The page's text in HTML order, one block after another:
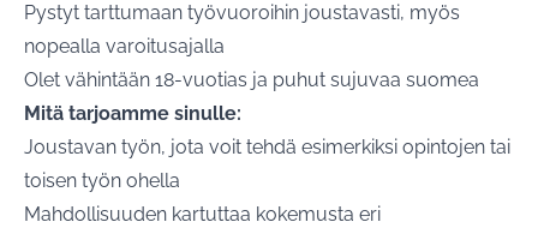
Pystyt tarttumaan työvuoroihin joustavasti, myös
nopealla varoitusajalla
Olet vähintään 18-vuotias ja puhut sujuvaa suomea
Mitä tarjoamme sinulle:
Joustavan työn, jota voit tehdä esimerkiksi opintojen tai
toisen työn ohella
Mahdollisuuden kartuttaa kokemusta eri